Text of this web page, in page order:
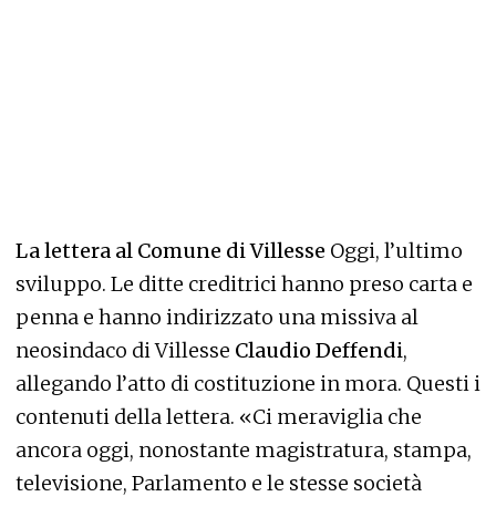
La lettera al Comune di Villesse Oggi, l’ultimo
sviluppo. Le ditte creditrici hanno preso carta e
penna e hanno indirizzato una missiva al
neosindaco di Villesse Claudio Deffendi,
allegando l’atto di costituzione in mora. Questi i
contenuti della lettera. «Ci meraviglia che
ancora oggi, nonostante magistratura, stampa,
televisione, Parlamento e le stesse società